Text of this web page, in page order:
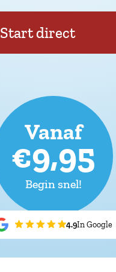
Start direct
Vanaf
€9,95
Begin snel!
4.9In Google